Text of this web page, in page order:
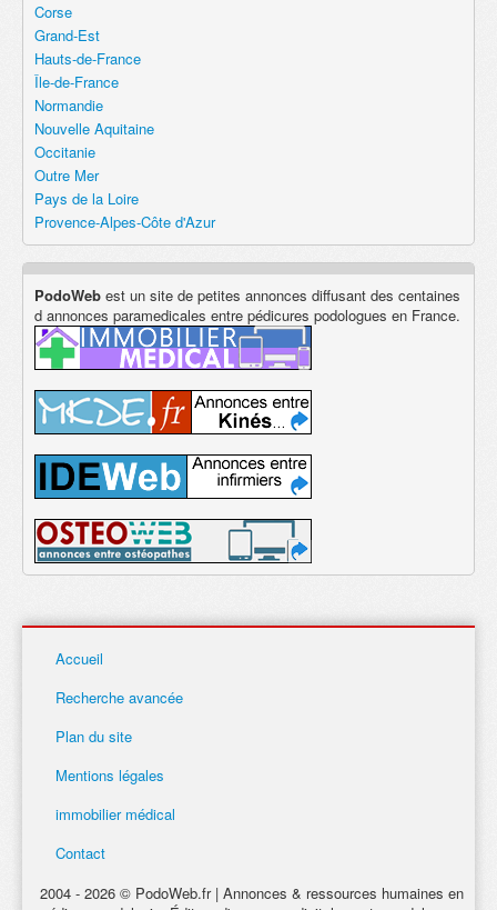
Corse
Grand-Est
Hauts-de-France
Île-de-France
Normandie
Nouvelle Aquitaine
Occitanie
Outre Mer
Pays de la Loire
Provence-Alpes-Côte d'Azur
PodoWeb est un site de petites annonces diffusant des centaines
d annonces paramedicales entre pédicures podologues en France.
Accueil
Recherche avancée
Plan du site
Mentions légales
immobilier médical
Contact
2004 - 2026 © PodoWeb.fr | Annonces & ressources humaines en